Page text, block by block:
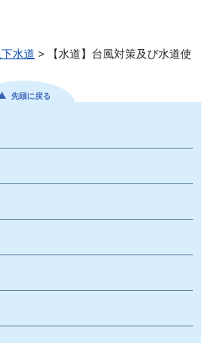
下水道 > 【水道】台風対策及び水道使
先頭に戻る